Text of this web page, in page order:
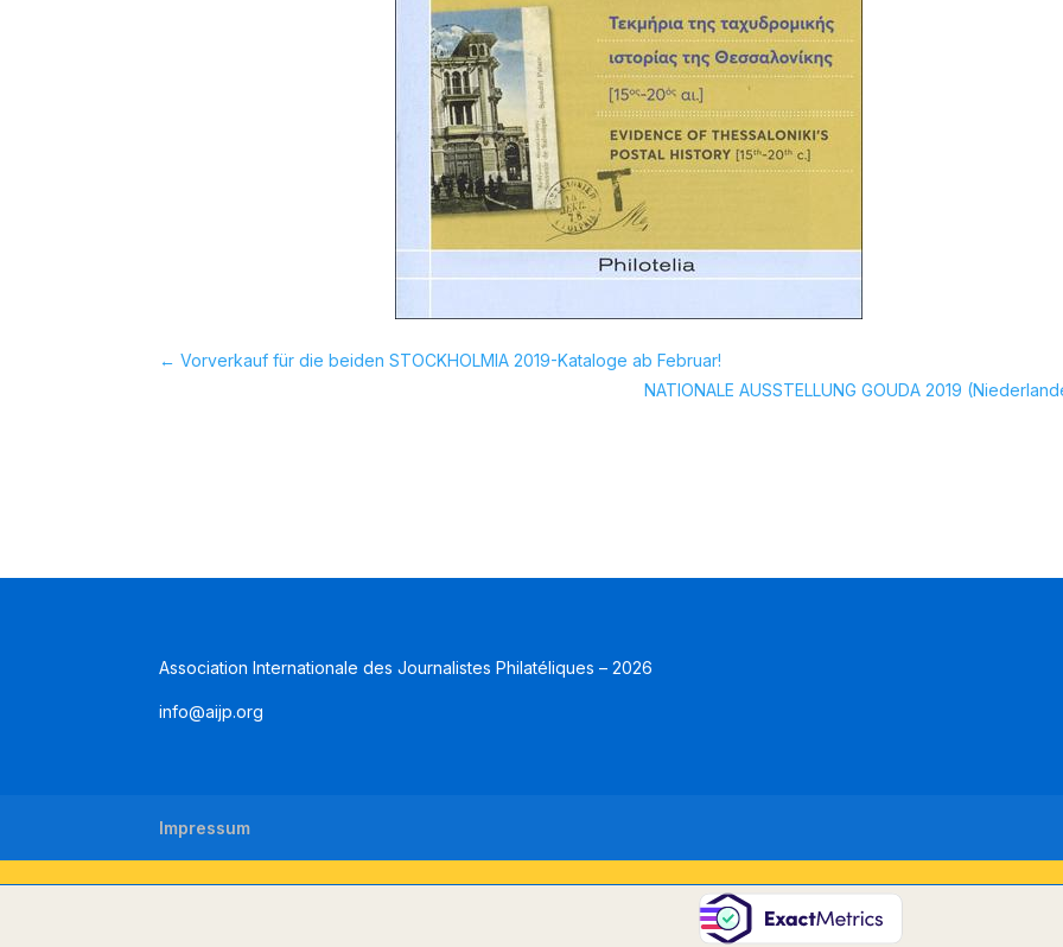
←Vorverkauf für die beiden STOCKHOLMIA 2019-Kataloge ab Februar!
NATIONALE AUSSTELLUNG GOUDA 2019
Association Internationale des Journalistes Philatéliques – 2026
info@aijp.org
Impressum